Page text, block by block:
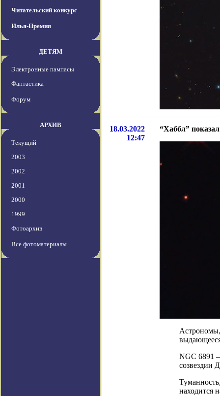
Читательский конкурс
Илья-Премия
ДЕТЯМ
Электронные пампасы
Фантастика
Форум
АРХИВ
Текущий
2003
2002
2001
2000
1999
Фотоархив
Все фотоматериалы
18.03.2022
12:47
“Хаббл”
NGC 6891
созвездии
находится